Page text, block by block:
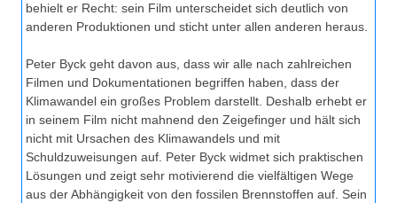
behielt er Recht: sein Film unterscheidet sich deutlich von
anderen Produktionen und sticht unter allen anderen heraus.
Peter Byck geht davon aus, dass wir alle nach zahlreichen
Filmen und Dokumentationen begriffen haben, dass der
Klimawandel ein großes Problem darstellt. Deshalb erhebt er
in seinem Film nicht mahnend den Zeigefinger und hält sich
nicht mit Ursachen des Klimawandels und mit
Schuldzuweisungen auf. Peter Byck widmet sich praktischen
Lösungen und zeigt sehr motivierend die vielfältigen Wege
aus der Abhängigkeit von den fossilen Brennstoffen auf. Sein